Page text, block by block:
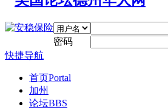
密码
快捷导航
首页Portal
加州
论坛BBS